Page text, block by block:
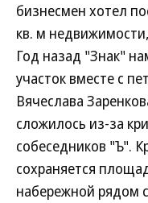
бизнесмен хотел
кв. м
Год назад "Знак"
участок вместе с
Вячеслава
сложилось из-за
собеседников "Ъ".
сохраняется
набережной рядом